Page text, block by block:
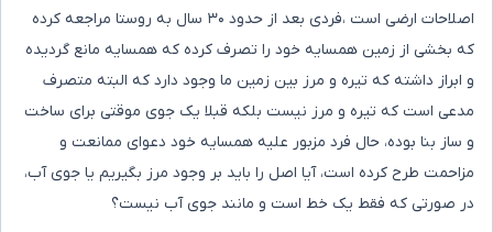
اصلاحات ارضی است ،فردی بعد از حدود ۳۰ سال به روستا مراجعه کرده
که بخشی از زمین همسایه خود را تصرف کرده که همسایه مانع گردیده
و ابراز داشته که تیره و مرز بین زمین ما وجود دارد که البته متصرف
مدعی است که تیره و مرز نیست بلکه قبلا یک جوی موقتی برای ساخت
و ساز بنا بوده، حال فرد مزبور علیه همسایه خود دعوای ممانعت و
مزاحمت طرح کرده است، آیا اصل را باید بر وجود مرز بگیریم یا جوی آب،
در صورتی که فقط یک خط است و مانند جوی آب نیست؟